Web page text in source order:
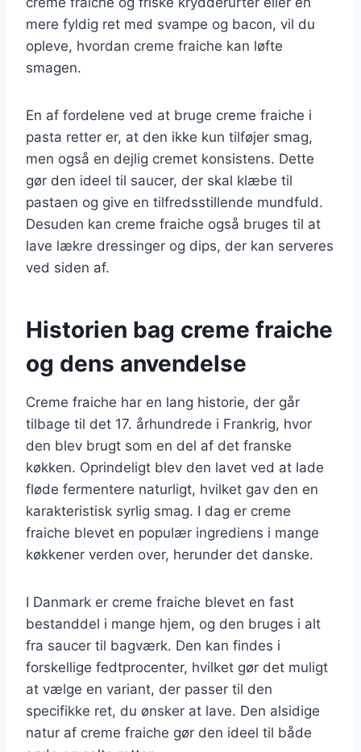
mere fyldig ret med svampe og bacon, vil du
opleve, hvordan creme fraiche kan løfte
smagen.
En af fordelene ved at bruge creme fraiche i
pasta retter er, at den ikke kun tilføjer smag,
men også en dejlig cremet konsistens. Dette
gør den ideel til saucer, der skal klæbe til
pastaen og give en tilfredsstillende mundfuld.
Desuden kan creme fraiche også bruges til at
lave lækre dressinger og dips, der kan serveres
ved siden af.
Historien bag creme fraiche
og dens anvendelse
Creme fraiche har en lang historie, der går
tilbage til det 17. århundrede i Frankrig, hvor
den blev brugt som en del af det franske
køkken. Oprindeligt blev den lavet ved at lade
fløde fermentere naturligt, hvilket gav den en
karakteristisk syrlig smag. I dag er creme
fraiche blevet en populær ingrediens i mange
køkkener verden over, herunder det danske.
I Danmark er creme fraiche blevet en fast
bestanddel i mange hjem, og den bruges i alt
fra saucer til bagværk. Den kan findes i
forskellige fedtprocenter, hvilket gør det muligt
at vælge en variant, der passer til den
specifikke ret, du ønsker at lave. Den alsidige
natur af creme fraiche gør den ideel til både